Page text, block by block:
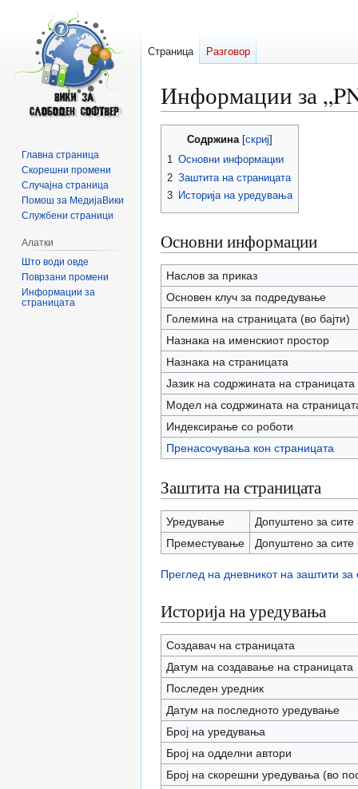
Информации за
Прејди
Прејди
пребарувањето
Содржина
1 Основни информации
2 Заштита на страницата
3 Историја на уредувања
Основни информации
Наслов за приказ
Основен клуч за подредување
Големина на страницата (во бајти)
Назнака на именскиот простор
Назнака на страницата
Јазик на содржината на страницата
Модел на содржината на
Индексирање со роботи
Пренасочувања кон страницата
Заштита на страницата
Уредување
Допуштено за сите
Преместување
Допуштено за сите
Преглед на дневникот на заштити за
Историја на уредувања
Создавач на страницата
Датум на создавање на страницата
Последен уредник
Датум на последното уредување
Број на уредувања
Број на одделни автори
Број на скорешни уредувања (во
Страница Разговор
Главна страница
Скорешни промени
Случајна страница
Помош за МедијаВики
Службени страници
Алатки
Што води овде
Поврзани промени
Информации за
страницата